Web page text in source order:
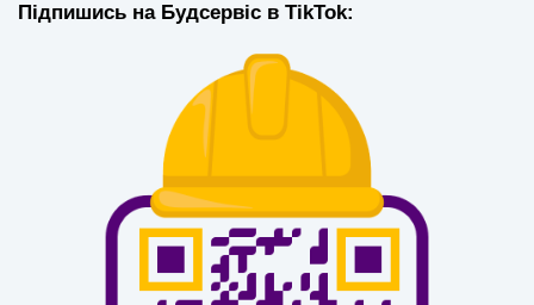
Підпишись на Будсервіс в TikTok: